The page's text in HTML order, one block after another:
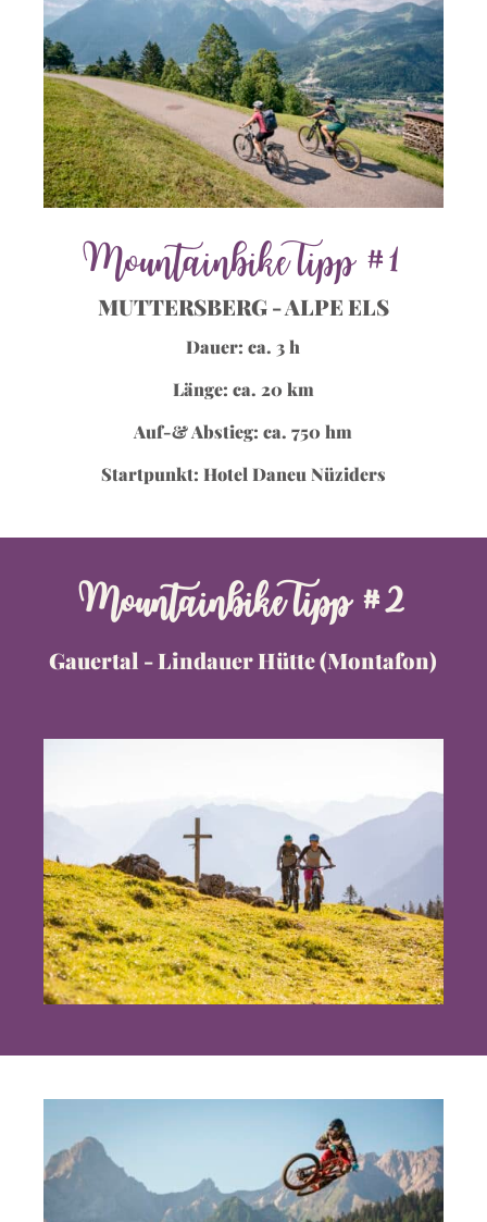
Mountainbike Tipp #1
MUTTERSBERG - ALPE ELS
Dauer: ca. 3 h
Länge: ca. 20 km
Auf-& Abstieg: ca. 750 hm
Startpunkt: Hotel Daneu Nüziders
Mountainbike Tipp #2
Gauertal - Lindauer Hütte (Montafon)